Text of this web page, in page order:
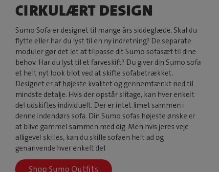
CIRKULÆRT DESIGN
Sumo Sofa er designet til mange års siddeglæde. Skal du
flytte eller har du lyst til en ny indretning? De separate
moduler gør det let at tilpasse dit Sumo sofasæt til dine
behov. Har du lyst til et farveskift? Du giver din Sumo sofa
et helt nyt look blot ved at skifte sofabetrækket.
Designet er af højeste kvalitet og gennemtænkt ned til
mindste detalje. Hvis der opstår slitage, kan hver enkelt
del udskiftes individuelt. Der er intet limet sammen i
denne indendørs sofa. Din Sumo sofas højeste ønske er
at blive gammel sammen med dig. Men hvis jeres veje
alligevel skilles, kan du skille sofaen helt ad og
genanvende hver enkelt del.
Shop Sumo Outfits